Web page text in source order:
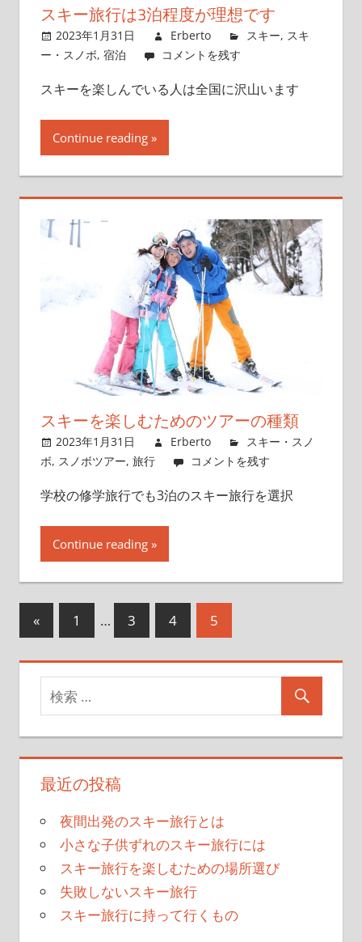
スキー旅行は3泊程度が理想です
2023年1月31日 Erberto スキー, スキ
ー・スノボ, 宿泊 コメントを残す
スキーを楽しんでいる人は全国に沢山います
Continue reading
スキーを楽しむためのツアーの種類
2023年1月31日 Erberto
スキー・スノ
ボ, スノボツアー, 旅行 コメントを残す
学校の修学旅行でも3泊のスキー旅行を選択
Continue reading
投
稿
ビ
ゲ
ー
シ
ョ
ン
«
の
記
事
1 … 3 4 5
最近の投稿
夜間出発のスキー旅行とは
小さな子供ずれのスキー旅行には
スキー旅行を楽しむための場所選び
失敗しないスキー旅行
スキー旅行に持って行くもの